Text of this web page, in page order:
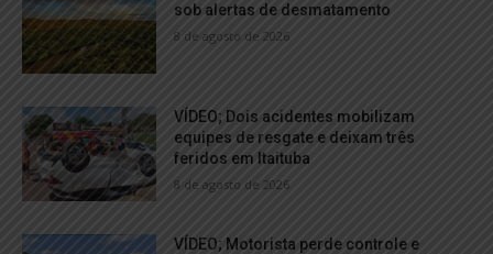
sob alertas de desmatamento
8 de agosto de 2026
VÍDEO; Dois acidentes mobilizam
equipes de resgate e deixam três
feridos em Itaituba
8 de agosto de 2026
VÍDEO; Motorista perde controle e